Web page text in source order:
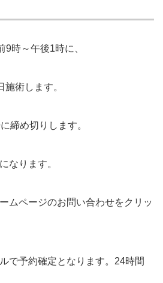
～午後1時に、
術します。
締め切りします。
なります。
ムページのお問い合わせをクリッ
で予約確定となります。24時間